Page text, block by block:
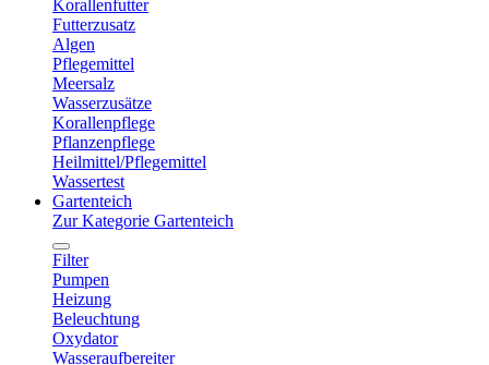
Korallenfutter
Futterzusatz
Algen
Pflegemittel
Meersalz
Wasserzusätze
Korallenpflege
Pflanzenpflege
Heilmittel/Pflegemittel
Wassertest
Gartenteich
Zur Kategorie Gartenteich
Filter
Pumpen
Heizung
Beleuchtung
Oxydator
Wasseraufbereiter